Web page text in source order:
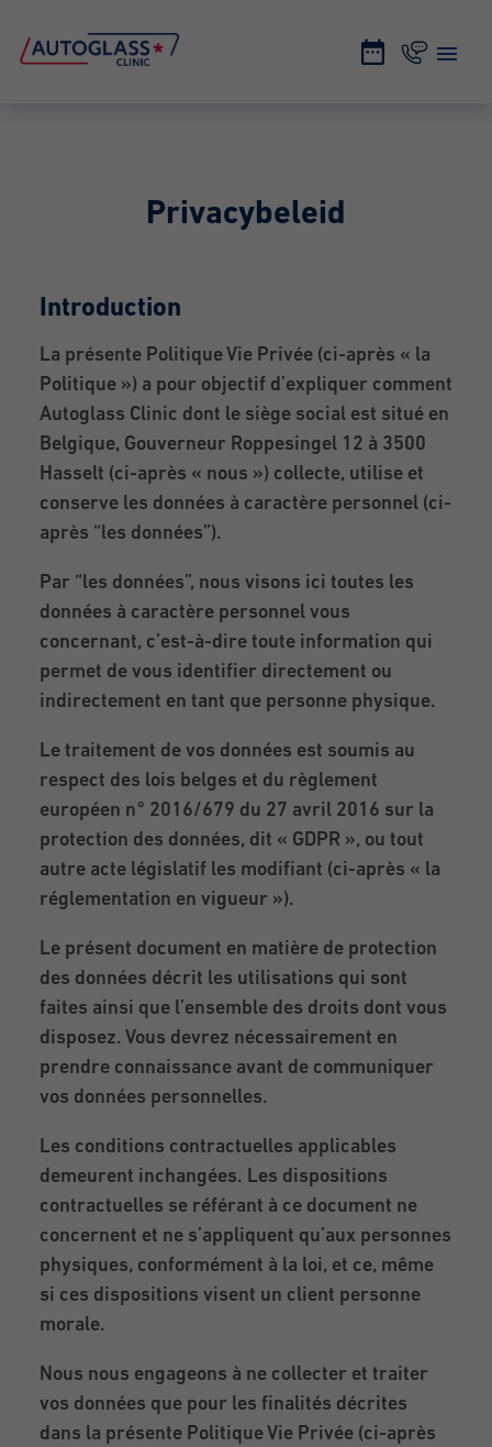
Privacybeleid
Introduction
La présente Politique Vie Privée (ci-après « la
Politique ») a pour objectif d’expliquer comment
Autoglass Clinic dont le siège social est situé en
Belgique, Gouverneur Roppesingel 12 à 3500
Hasselt (ci-après « nous ») collecte, utilise et
conserve les données à caractère personnel (ci-
après “les données”).
Par “les données”, nous visons ici toutes les
données à caractère personnel vous
concernant, c’est-à-dire toute information qui
permet de vous identifier directement ou
indirectement en tant que personne physique.
Le traitement de vos données est soumis au
respect des lois belges et du règlement
européen n° 2016/679 du 27 avril 2016 sur la
protection des données, dit « GDPR », ou tout
autre acte législatif les modifiant (ci-après « la
réglementation en vigueur »).
Le présent document en matière de protection
des données décrit les utilisations qui sont
faites ainsi que l’ensemble des droits dont vous
disposez. Vous devrez nécessairement en
prendre connaissance avant de communiquer
vos données personnelles.
Les conditions contractuelles applicables
demeurent inchangées. Les dispositions
contractuelles se référant à ce document ne
concernent et ne s’appliquent qu’aux personnes
physiques, conformément à la loi, et ce, même
si ces dispositions visent un client personne
morale.
Nous nous engageons à ne collecter et traiter
vos données que pour les finalités décrites
dans la présente Politique Vie Privée (ci-après